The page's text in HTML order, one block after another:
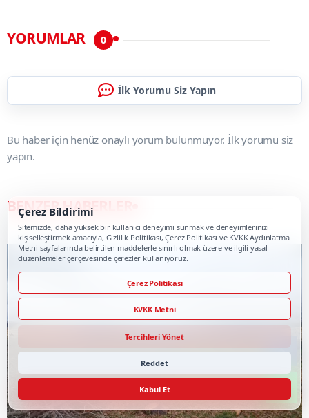
YORUMLAR 0
İlk Yorumu Siz Yapın
Bu haber için henüz onaylı yorum bulunmuyor. İlk yorumu siz
yapın.
BENZER HABERLER
Çerez Bildirimi
Sitemizde, daha yüksek bir kullanıcı deneyimi sunmak ve deneyimlerinizi
kişiselleştirmek amacıyla, Gizlilik Politikası, Çerez Politikası ve KVKK Aydınlatma
Metni sayfalarında belirtilen maddelerle sınırlı olmak üzere ve ilgili yasal
düzenlemeler çerçevesinde çerezler kullanıyoruz.
Çerez Politikası
KVKK Metni
Tercihleri Yönet
Reddet
Kabul Et